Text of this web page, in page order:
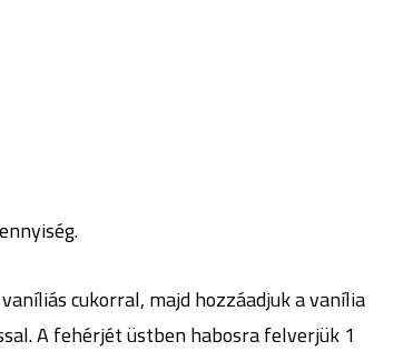
cukorral, majd hozzáadjuk a vanília
A fehérjét üstben habosra felverjük 1